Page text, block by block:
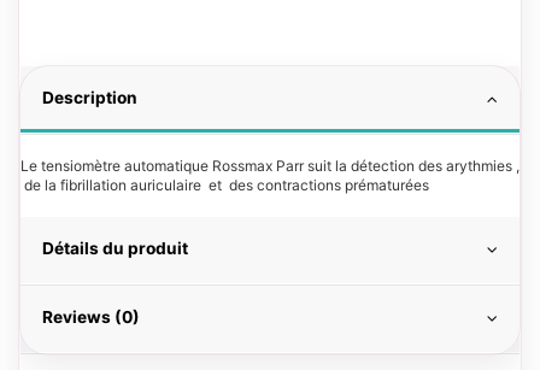
Description
Le tensiomètre automatique Rossmax Parr suit la détection des arythmies ,
de la fibrillation auriculaire et des contractions prématurées
Détails du produit
Reviews (0)